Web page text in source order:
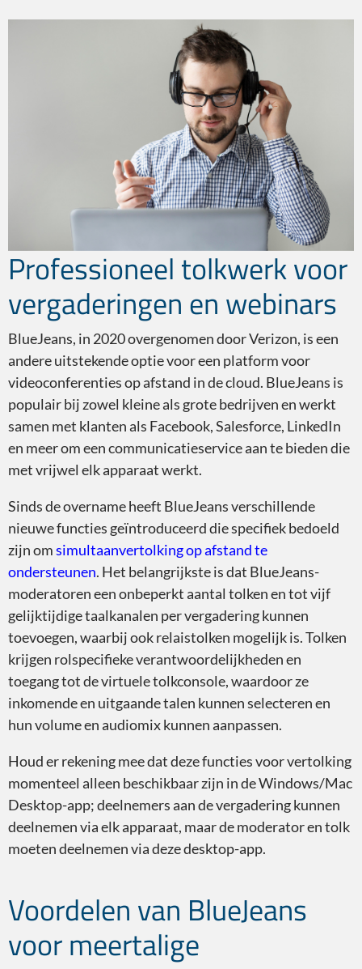
Zoom
Teams
Google Meet
Cisco Webex
Skype
GoTo Meeting
Blue Jeans by Verizon
Professioneel tolkwerk voor
vergaderingen en webinars
BlueJeans, in 2020 overgenomen door Verizon, is een
andere uitstekende optie voor een platform voor
videoconferenties op afstand in de cloud. BlueJeans is
populair bij zowel kleine als grote bedrijven en werkt
samen met klanten als Facebook, Salesforce, LinkedIn
en meer om een communicatieservice aan te bieden die
met vrijwel elk apparaat werkt.
Sinds de overname heeft BlueJeans verschillende
nieuwe functies geïntroduceerd die specifiek bedoeld
zijn omsimultaanvertolking op afstand te
ondersteunen. Het belangrijkste is dat BlueJeans-
moderatoren een onbeperkt aantal tolken en tot vijf
gelijktijdige taalkanalen per vergadering kunnen
toevoegen, waarbij ook relaistolken mogelijk is. Tolken
krijgen rolspecifieke verantwoordelijkheden en
toegang tot de virtuele tolkconsole, waardoor ze
inkomende en uitgaande talen kunnen selecteren en
hun volume en audiomix kunnen aanpassen.
Houd er rekening mee dat deze functies voor vertolking
momenteel alleen beschikbaar zijn in de Windows/Mac
Desktop-app; deelnemers aan de vergadering kunnen
deelnemen via elk apparaat, maar de moderator en tolk
moeten deelnemen via deze desktop-app.
Voordelen van BlueJeans
voor meertalige